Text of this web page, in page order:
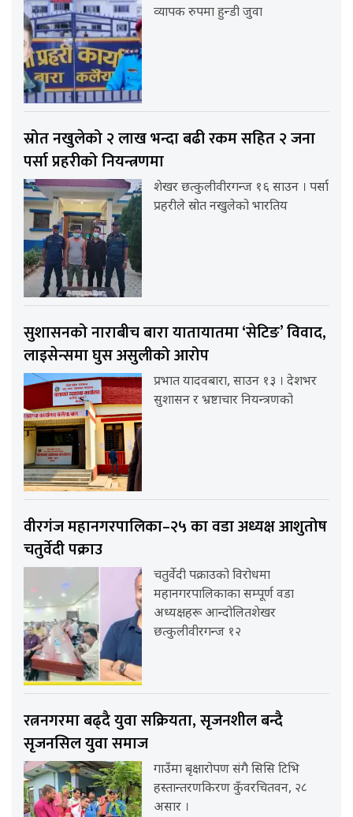
व्यापक रुपमा हुन्डी जुवा
स्रोत नखुलेको २ लाख भन्दा बढी रकम सहित २ जना
पर्सा प्रहरीको नियन्त्रणमा
शेखर छत्कुलीवीरगन्ज १६ साउन । पर्सा
प्रहरीले स्रोत नखुलेको भारतिय
सुशासनको नाराबीच बारा यातायातमा ‘सेटिङ’ विवाद,
लाइसेन्समा घुस असुलीको आरोप
प्रभात यादवबारा, साउन १३ । देशभर
सुशासन र भ्रष्टाचार नियन्त्रणको
वीरगंज महानगरपालिका–२५ का वडा अध्यक्ष आशुतोष
चतुर्वेदी पक्राउ
चतुर्वेदी पक्राउको विरोधमा
महानगरपालिकाका सम्पूर्ण वडा
अध्यक्षहरू आन्दोलितशेखर
छत्कुलीवीरगन्ज १२
रत्ननगरमा बढ्दै युवा सक्रियता, सृजनशील बन्दै
सृजनसिल युवा समाज
गाउँमा बृक्षारोपण संगै सिसि टिभि
हस्तान्तरणकिरण कुँवरचितवन, २८
असार ।